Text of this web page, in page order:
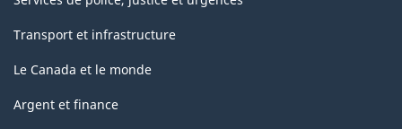
Transport et infrastructure
Le Canada et le monde
Argent et finance